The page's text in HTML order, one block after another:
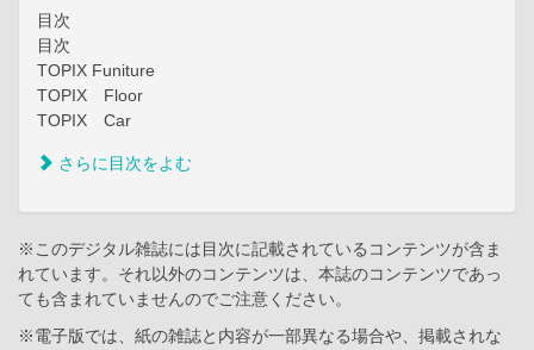
目次
目次
TOPIX Funiture
TOPIX Floor
TOPIX Car
さらに目次をよむ
※このデジタル雑誌には目次に記載されているコンテンツが含ま
れています。それ以外のコンテンツは、本誌のコンテンツであっ
ても含まれていませんのでご注意ください。
※電子版では、紙の雑誌と内容が一部異なる場合や、掲載されな